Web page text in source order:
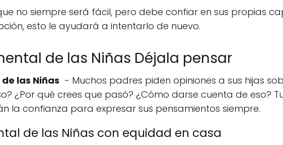
no siempre será fácil, pero debe confiar en sus propias
esto le ayudará a intentarlo de nuevo.
de las Niñas Déjala pensar
las Niñas - Muchos padres piden opiniones a sus hijas
¿Por qué crees que pasó? ¿Cómo darse cuenta de eso?
la confianza para expresar sus pensamientos siempre.
de las Niñas con equidad en casa